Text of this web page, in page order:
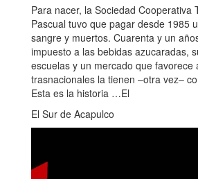
Para nacer, la Sociedad Cooperativa
Pascual tuvo que pagar desde 1985
sangre y muertos. Cuarenta y un
impuesto a las bebidas azucaradas,
escuelas y un mercado que favorece
trasnacionales la tienen –otra vez–
Esta es la historia …El
El Sur de Acapulco